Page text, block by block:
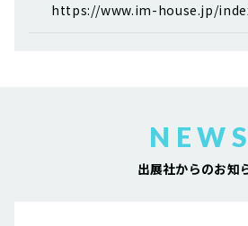
https://www.im-house.jp/
NEWS
出展社からのお知